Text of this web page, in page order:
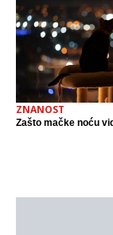
ZNANOST
Zašto mačke noću